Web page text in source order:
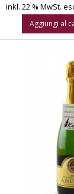
inkl. 22 % MwSt.
Aggiungi al